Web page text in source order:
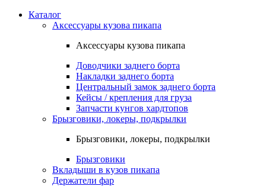
Каталог
Аксессуары кузова пикапа
Аксессуары кузова пикапа
Доводчики заднего борта
Накладки заднего борта
Центральный замок заднего борта
Кейсы / крепления для груза
Запчасти кунгов хардтопов
Брызговики, локеры, подкрылки
Брызговики, локеры, подкрылки
Брызговики
Вкладыши в кузов пикапа
Держатели фар